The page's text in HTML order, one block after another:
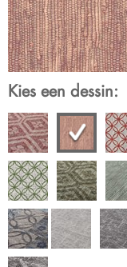
Kies een dessin: